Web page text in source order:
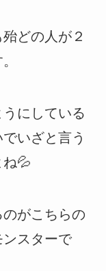
どの人が２
にしている
いざと言う
💦
がこちらの
スターで